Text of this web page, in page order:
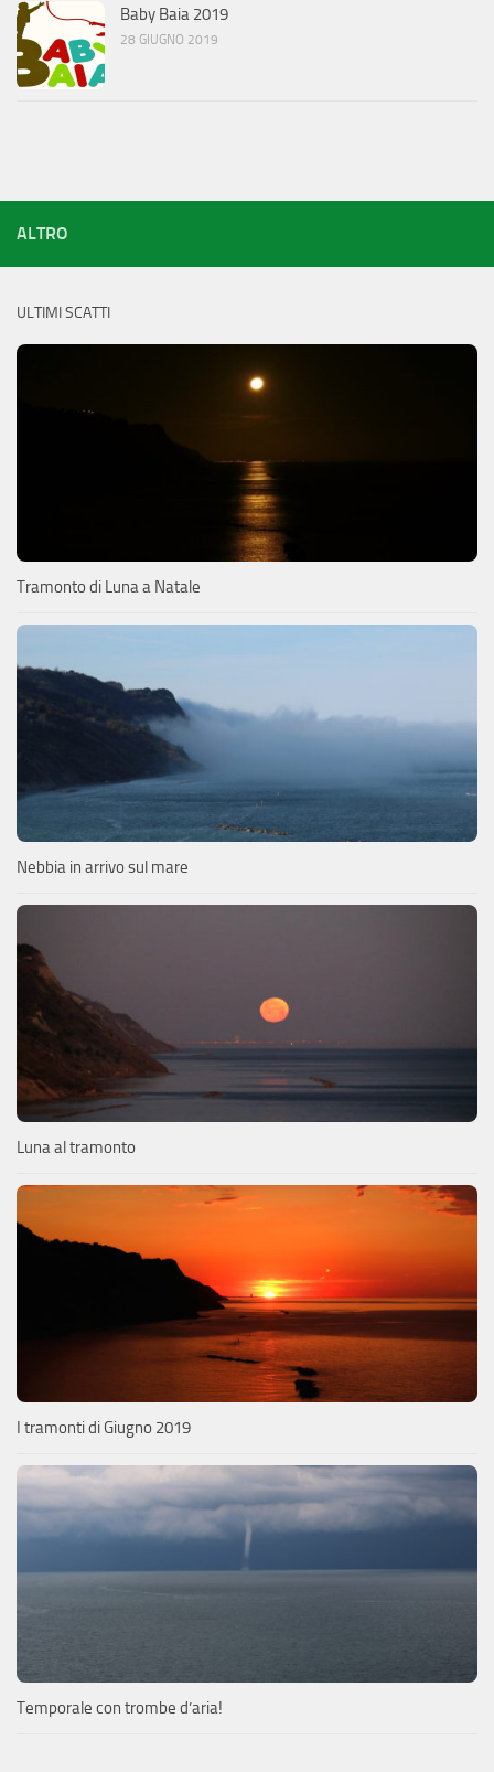
Baby Baia 2019
28 GIUGNO 2019
ALTRO
ULTIMI SCATTI
Tramonto di Luna a Natale
Nebbia in arrivo sul mare
Luna al tramonto
I tramonti di Giugno 2019
Temporale con trombe d’aria!